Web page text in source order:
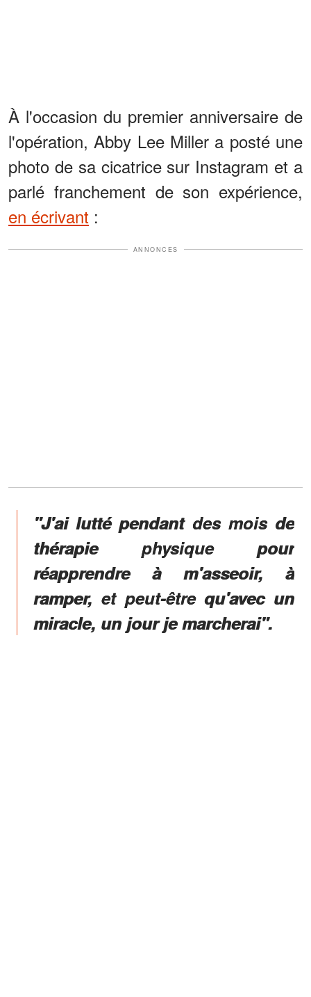
À l'occasion du premier anniversaire de
l'opération, Abby Lee Miller a posté une
photo de sa cicatrice sur Instagram et a
parlé franchement de son expérience,
en écrivant :
ANNONCES
"J'ai lutté pendant des mois de
thérapie physique pour
réapprendre à m'asseoir, à
ramper, et peut-être qu'avec un
miracle, un jour je marcherai".